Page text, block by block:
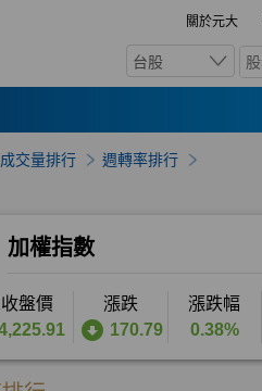
關於元大
台股
成交量排行 週轉率排行